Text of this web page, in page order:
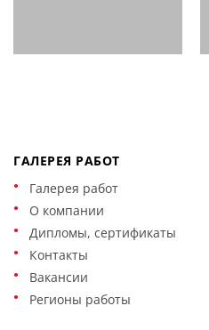
ГАЛЕРЕЯ РАБОТ
Галерея работ
О компании
Дипломы, сертификаты
Контакты
Вакансии
Регионы работы